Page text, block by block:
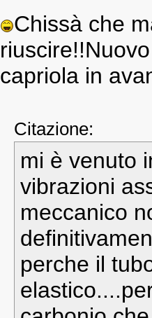
Chissà che
capriola in
Citazione:
mi è venuto
vibrazioni
meccanico
perche il